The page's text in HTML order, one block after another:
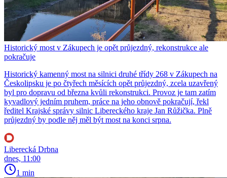
Historický most v Zákupech je opět průjezdný, rekonstrukce ale
pokračuje
Historický kamenný most na silnici druhé třídy 268 v Zákupech na
Českolipsku je po čtyřech měsících opět průjezdný, zcela uzavřený
byl pro dopravu od března kvůli rekonstrukci. Provoz je tam zatím
kyvadlový jedním pruhem, práce na jeho obnově pokračují, řekl
ředitel Krajské správy silnic Libereckého kraje Jan Růžička. Plně
průjezdný by podle něj měl být most na konci srpna.
Liberecká Drbna
dnes, 11:00
1 min